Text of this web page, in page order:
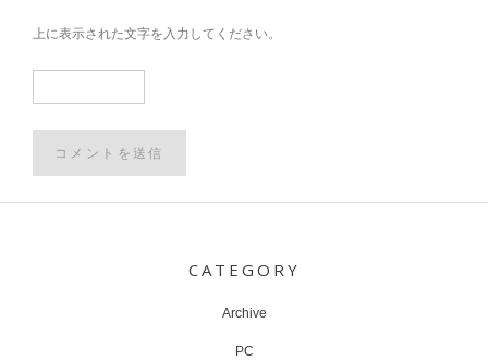
上に表示された文字を入力してください。
CATEGORY
Archive
PC